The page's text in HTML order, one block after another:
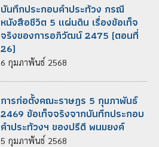
บันทึกประกอบคำประท้วง กรณี
หนังสือชีวิต 5 แผ่นดิน เรื่องข้อเท็จ
จริงของการอภิวัฒน์ 2475 (ตอนที่
26)
6 กุมภาพันธ์ 2568
การก่อตั้งคณะราษฎร 5 กุมภาพันธ์
2469 ข้อเท็จจริงจากบันทึกประกอบ
คำประท้วงฯ ของปรีดี พนมยงค์
5 กุมภาพันธ์ 2568